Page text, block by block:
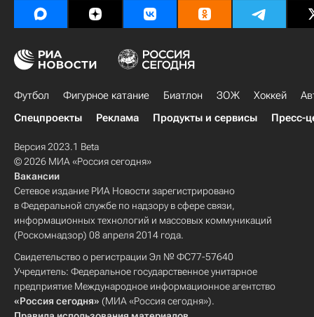
Футбол Фигурное катание Биатлон ЗОЖ Хоккей
Спецпроекты
Реклама Продукты и сервисы Пресс-
Версия 2023.1 Beta
© 2026 МИА «Россия сегодня»
Вакансии
Сетевое издание РИА Новости зарегистрировано
в Федеральной службе по надзору в сфере связи,
информационных технологий и массовых коммуникаций
(Роскомнадзор) 08 апреля 2014 года.
Свидетельство о регистрации Эл № ФС77-57640
Учредитель: Федеральное государственное унитарное
предприятие Международное информационное агентство
«Россия сегодня» (МИА «Россия сегодня»).